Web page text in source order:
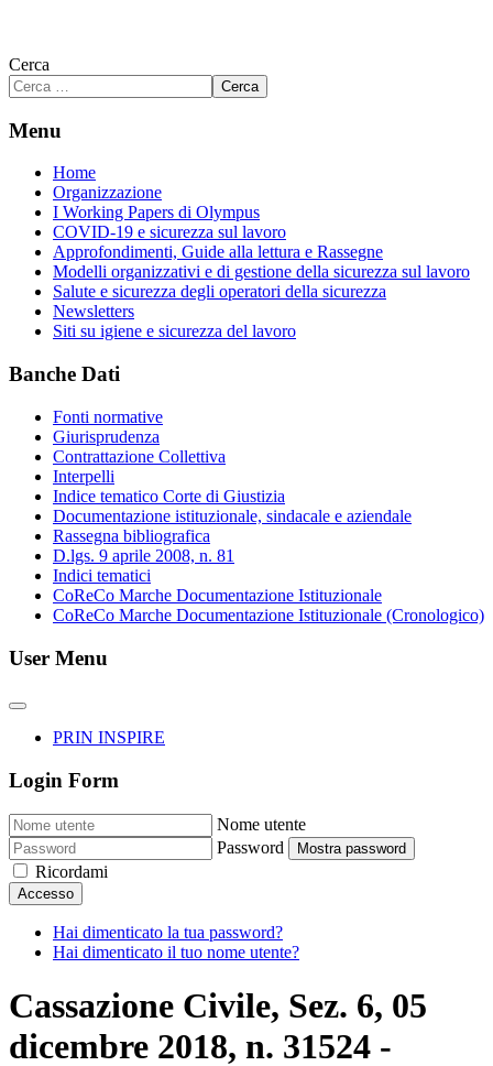
Cerca
Cerca
Menu
Home
Organizzazione
I Working Papers di Olympus
COVID-19 e sicurezza sul lavoro
Approfondimenti, Guide alla lettura e Rassegne
Modelli organizzativi e di gestione della sicurezza sul lavoro
Salute e sicurezza degli operatori della sicurezza
Newsletters
Siti su igiene e sicurezza del lavoro
Banche Dati
Fonti normative
Giurisprudenza
Contrattazione Collettiva
Interpelli
Indice tematico Corte di Giustizia
Documentazione istituzionale, sindacale e aziendale
Rassegna bibliografica
D.lgs. 9 aprile 2008, n. 81
Indici tematici
CoReCo Marche Documentazione Istituzionale
CoReCo Marche Documentazione Istituzionale (Cronologico)
User Menu
PRIN INSPIRE
Login Form
Nome utente
Password
Mostra password
Ricordami
Accesso
Hai dimenticato la tua password?
Hai dimenticato il tuo nome utente?
Cassazione Civile, Sez. 6, 05
dicembre 2018, n. 31524 -